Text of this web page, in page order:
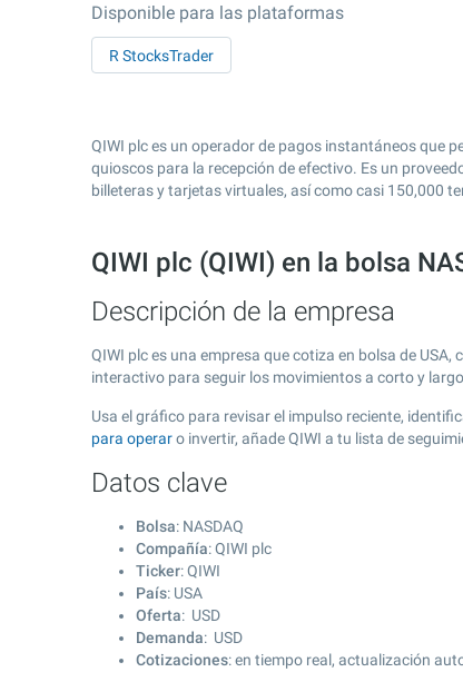
Disponible para las plataformas
R StocksTrader
QIWI plc es un operador de pagos instantáneos que
quioscos para la recepción de efectivo. Es un
billeteras y tarjetas virtuales, así como casi 150,000
QIWI plc (QIWI) en la bolsa
Descripción de la empresa
QIWI plc es una empresa que cotiza en bolsa de USA,
interactivo para seguir los movimientos a corto y
Usa el gráfico para revisar el impulso reciente,
para operaro invertir, añade QIWI a tu lista de
Datos clave
Bolsa: NASDAQ
Compañía: QIWI plc
Ticker: QIWI
País: USA
Oferta: USD
Demanda: USD
Cotizaciones: en tiempo real, actualización